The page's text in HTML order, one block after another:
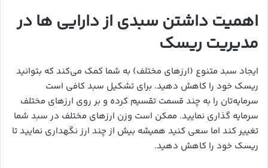
اهمیت داشتن سبدی از دارایی ها در
مدیریت ریسک
ایجاد سبد متنوع (ارزهای مختلف) به شما کمک می‌کند که بتوانید
ریسک خود را کاهش دهید. برای تشکیل سبد کافی است
سرمایه‌تان را به چند قسمت تقسیم کرده و بر روی ارزهای مختلف
سرمایه گذاری نمایید. ممکن است وزن ارزهای مختلف در سبد شما
تغییر کند اما سعی کنید همیشه بیش از چند ارز نگهداری نمایید تا
ریسک خود را کاهش دهید.